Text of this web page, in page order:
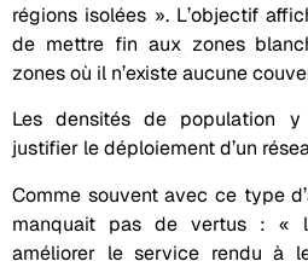
régions isolées ». L’objectif
de mettre fin aux zones
zones où il n’existe aucune
Les densités de population
justifier le déploiement d’un
Comme souvent avec ce type
manquait pas de vertus : «
améliorer le service rendu à